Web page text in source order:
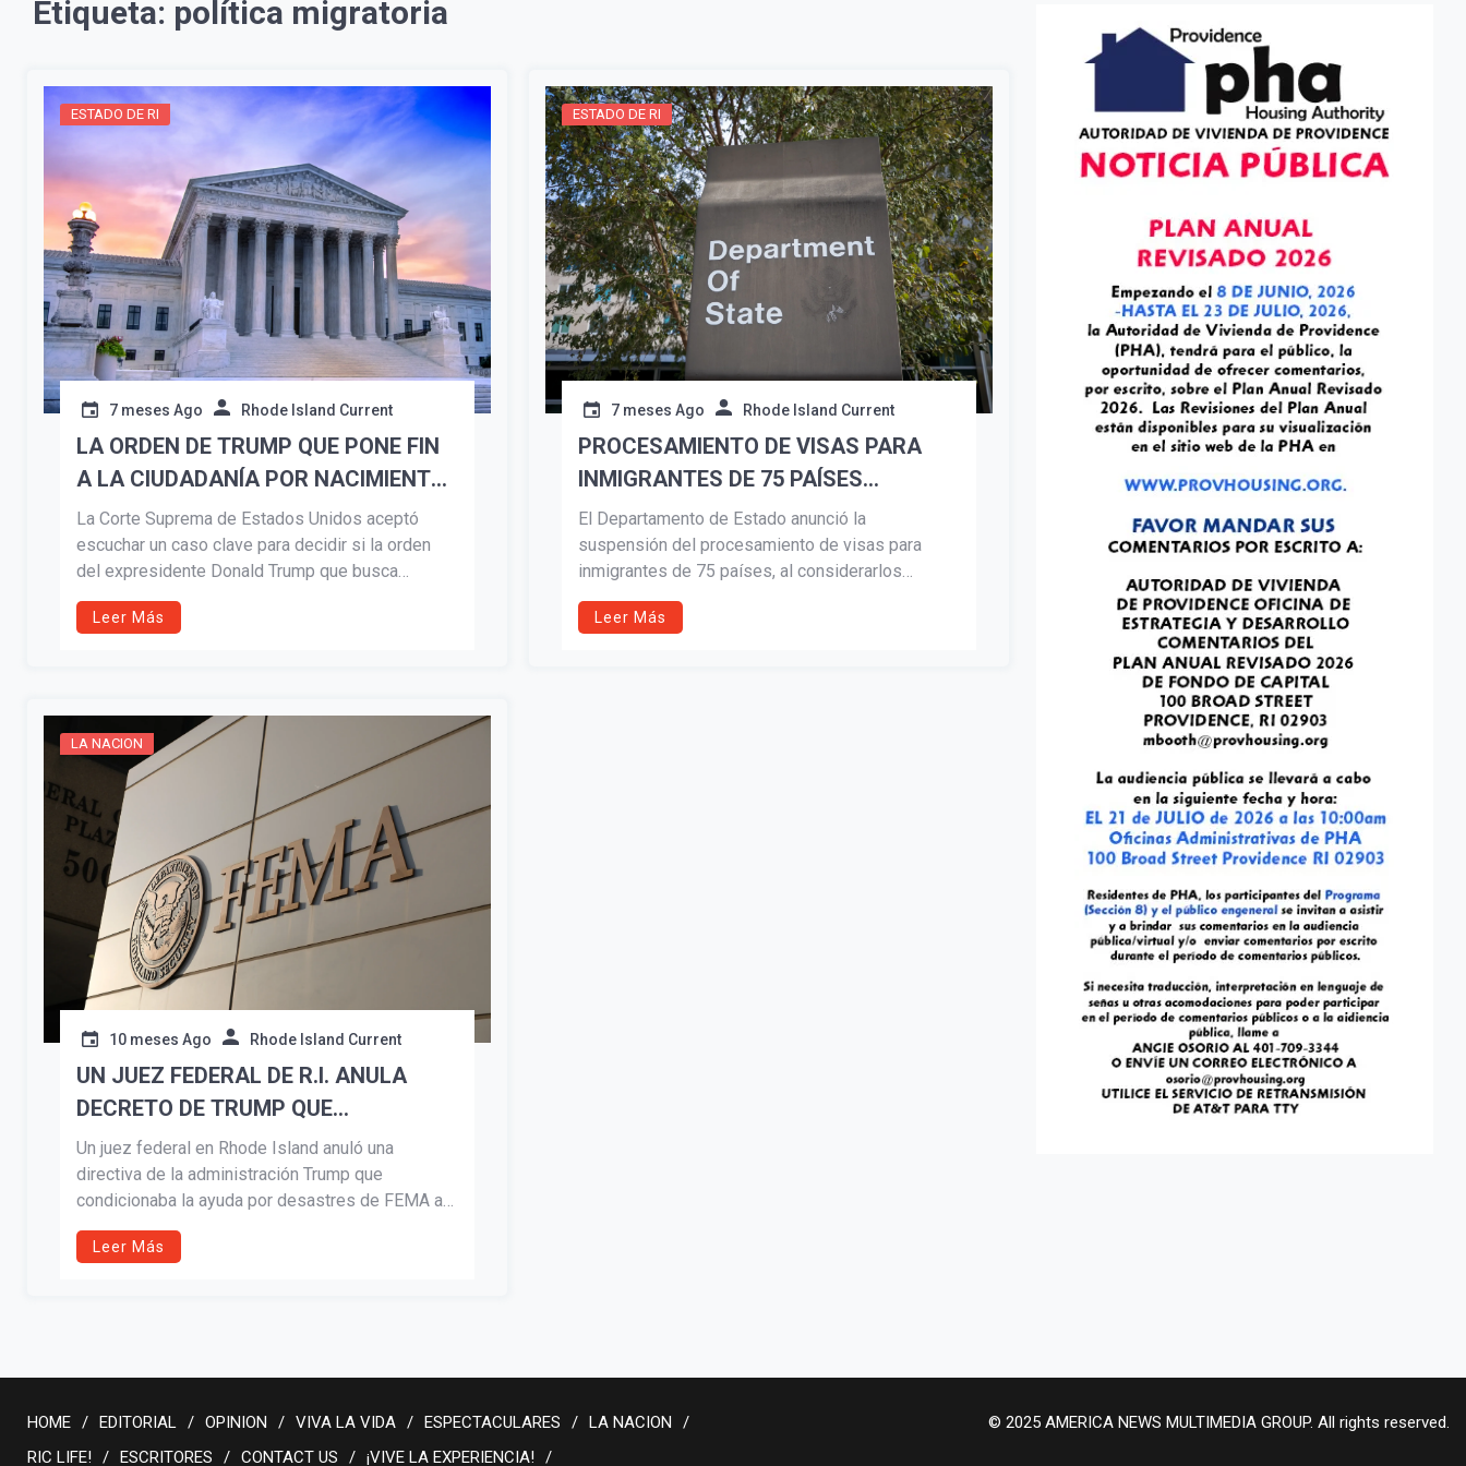
Suscribír
Etiqueta: política migratoria
ESTADO DE RI
7 meses Ago Rhode Island Current
LA ORDEN DE TRUMP QUE PONE FIN
A LA CIUDADANÍA POR NACIMIENTO
SERÁ DEBATIDO EN LA CORTE
SUPREMA DE EE. UU.
La Corte Suprema de Estados Unidos aceptó
escuchar un caso clave para decidir si la orden
del expresidente Donald Trump que busca
eliminar la ciudadanía por nacimiento es
constitucional, reabriendo un debate central sobre
Leer Más
ESTADO DE RI
7 meses Ago Rhode Island Current
PROCESAMIENTO DE VISAS PARA
INMIGRANTES DE 75 PAÍSES
CONGELADO POR LA
ADMINISTRACIÓN TRUMP
El Departamento de Estado anunció la
suspensión del procesamiento de visas para
inmigrantes de 75 países, al considerarlos
propensos a convertirse en “carga pública”. La
medida, impulsada por la administración Trump,
Leer Más
LA NACION
10 meses Ago Rhode Island Current
UN JUEZ FEDERAL DE R.I. ANULA
DECRETO DE TRUMP QUE
VINCULABA LA AYUDA POR
DESASTRES CON LA POLÍTICA
MIGRATORIA
Un juez federal en Rhode Island anuló una
directiva de la administración Trump que
condicionaba la ayuda por desastres de FEMA al
cumplimiento de políticas migratorias. El juez
William E. Smith calificó la medida de coercitiva e
derecho”.
Leer Más
HOME EDITORIAL OPINION VIVA LA VIDA ESPECTACULARES
LA NACION
RIC LIFE!
ESCRITORES CONTACT US ¡VIVE LA EXPERIENCIA!
© 2025 AMERICA NEWS MULTIMEDIA GROUP. All rights reserved.